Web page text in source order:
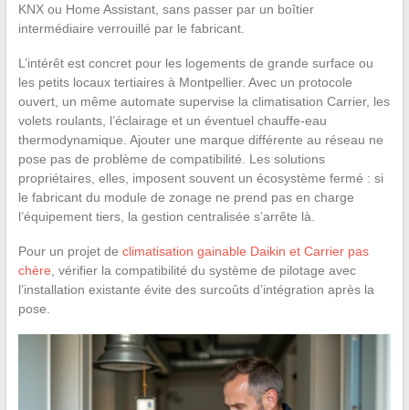
KNX ou Home Assistant, sans passer par un boîtier
intermédiaire verrouillé par le fabricant.
L’intérêt est concret pour les logements de grande surface ou
les petits locaux tertiaires à Montpellier. Avec un protocole
ouvert, un même automate supervise la climatisation Carrier, les
volets roulants, l’éclairage et un éventuel chauffe-eau
thermodynamique. Ajouter une marque différente au réseau ne
pose pas de problème de compatibilité. Les solutions
propriétaires, elles, imposent souvent un écosystème fermé : si
le fabricant du module de zonage ne prend pas en charge
l’équipement tiers, la gestion centralisée s’arrête là.
Pour un projet de climatisation gainable Daikin et Carrier pas
chère , vérifier la compatibilité du système de pilotage avec
l’installation existante évite des surcoûts d’intégration après la
pose.